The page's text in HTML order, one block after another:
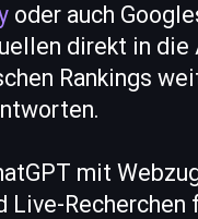
oder auch
direkt in
Rankings
mit
Recherchen